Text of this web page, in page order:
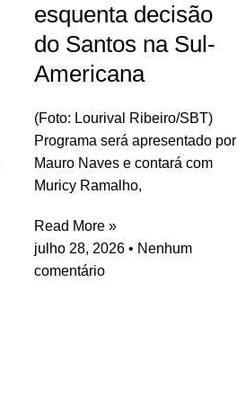
esquenta decisão
do Santos na Sul-
Americana
(Foto: Lourival Ribeiro/SBT)
Programa será apresentado por
Mauro Naves e contará com
Muricy Ramalho,
Read More »
julho 28, 2026
Nenhum
comentário